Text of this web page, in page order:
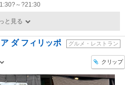
～?21:30
と見る
ダ フィリッポ グルメ・レストラン
クリップ